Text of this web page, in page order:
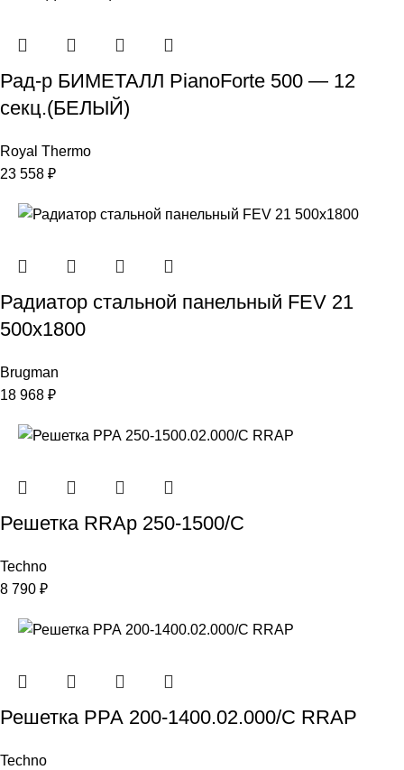
Рад-р БИМЕТАЛЛ PianoForte 500 — 12
секц.(БЕЛЫЙ)
Royal Thermo
23 558 ₽
Радиатор стальной панельный FEV 21
500х1800
Brugman
18 968 ₽
Решетка RRAp 250-1500/С
Techno
8 790 ₽
Решетка РРА 200-1400.02.000/С RRAP
Techno